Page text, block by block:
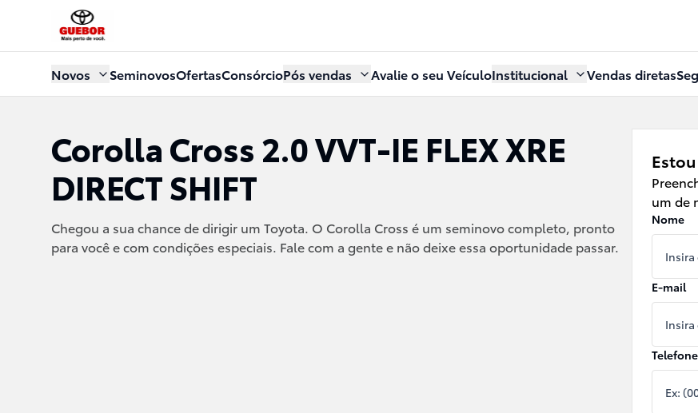
Novos SeminovosOfertasConsórcioPós vendas Avalie o seu VeículoInstitucional Vendas diretas
Corolla Cross 2.0 VVT-IE FLEX XRE
DIRECT SHIFT
Chegou a sua chance de dirigir um Toyota. O Corolla Cross é um seminovo completo, pronto
para você e com condições especiais. Fale com a gente e não deixe essa oportunidade passar.
um de
Nome
E-mail
Telefone